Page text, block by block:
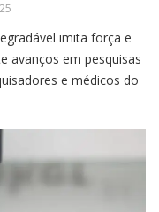
imita força e
avanços em pesquisas
e médicos do